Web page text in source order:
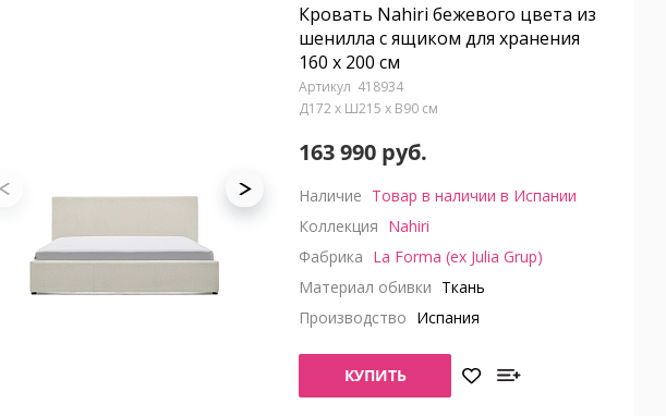
Кровать Nahiri бежевого цвета из
шенилла с ящиком для хранения
160 x 200 см
418934
Д172 x Ш215 x В90 см
163 990 руб.
Наличие Товар в наличии в Испании
Коллекция Nahiri
Фабрика La Forma (ex Julia Grup)
Материал обивки Ткань
Производство Испания
КУПИТЬ